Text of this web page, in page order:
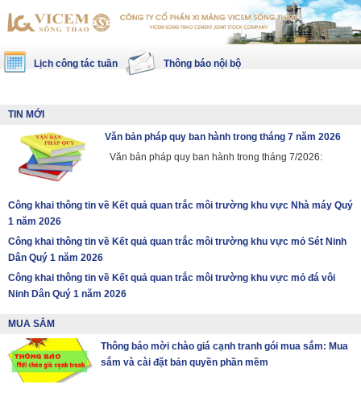
Lịch công tác tuần Thông báo nội bộ
TIN MỚI
Văn bản pháp quy ban hành trong tháng 7 năm 2026
Văn bản pháp quy ban hành trong tháng 7/2026:
Công khai thông tin về Kết quả quan trắc môi trường khu vực Nhà máy Quý
1 năm 2026
Công khai thông tin về Kết quả quan trắc môi trường khu vực mỏ Sét Ninh
Dân Quý 1 năm 2026
Công khai thông tin về Kết quả quan trắc môi trường khu vực mỏ đá vôi
Ninh Dân Quý 1 năm 2026
MUA SẮM
Thông báo mời chào giá cạnh tranh gói mua sắm: Mua
sắm và cài đặt bản quyền phần mềm